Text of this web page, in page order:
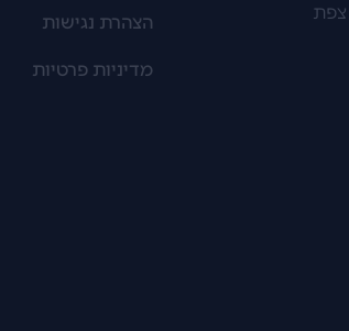
הצהרת נגישות
מדיניות פרטיות